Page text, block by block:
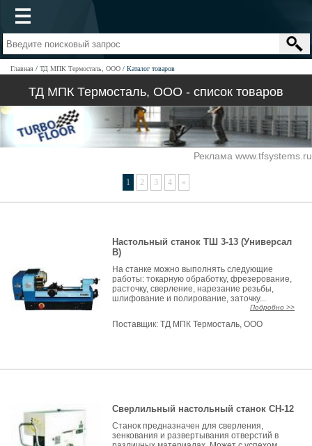
Главная ТД МПК Термосталь, ООО Каталог товаров
ТД МПК Термосталь, ООО - список товаров
Реклама www.tfsystems.ru
1 2 3 4 »
Настольный станок ТШ 3-13 (Универсал
В)
На станке можно выполнять следующие
работы: токарную обработку, фрезерование,
расточку, сверление, нарезание резьбы,
шлифование и полирование, заточку...
Подробно >>
Поставщик:ТД МПК Термосталь, ООО
Сверлильный настольный станок СН-12
Станок предназначен для сверления,
зенкования и развертывания отверстий в